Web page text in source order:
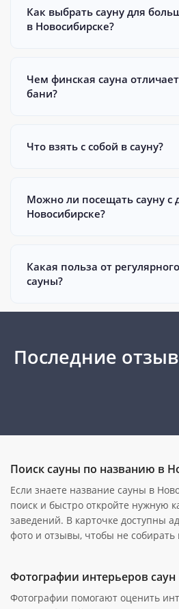
Как выбрать сауну для
в Новосибирске?
Чем финская сауна
бани?
Что взять с собой в сауну?
Можно ли посещать сауну с
Новосибирске?
Какая польза от
сауны?
Последние
Поиск сауны по названию в
Если знаете название сауны в
поиск и быстро откройте нужную
заведений. В карточке доступны
фото и отзывы, чтобы не
Фотографии интерьеров
Фотографии помогают оценить